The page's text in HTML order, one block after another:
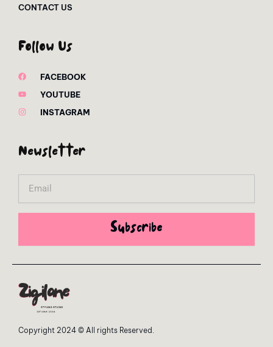
CONTACT US
Follow Us
FACEBOOK
YOUTUBE
INSTAGRAM
Newsletter
Subscribe
Copyright 2024 © All rights Reserved.